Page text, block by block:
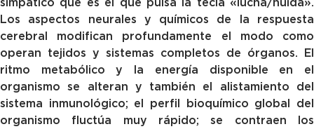
Los aspectos neurales y químicos de la respuesta
cerebral modifican profundamente el modo como
operan tejidos y sistemas completos de órganos. El
ritmo metabólico y la energía disponible en el
organismo se alteran y también el alistamiento del
sistema inmunológico; el perfil bioquímico global del
organismo fluctúa muy rápido; se contraen los